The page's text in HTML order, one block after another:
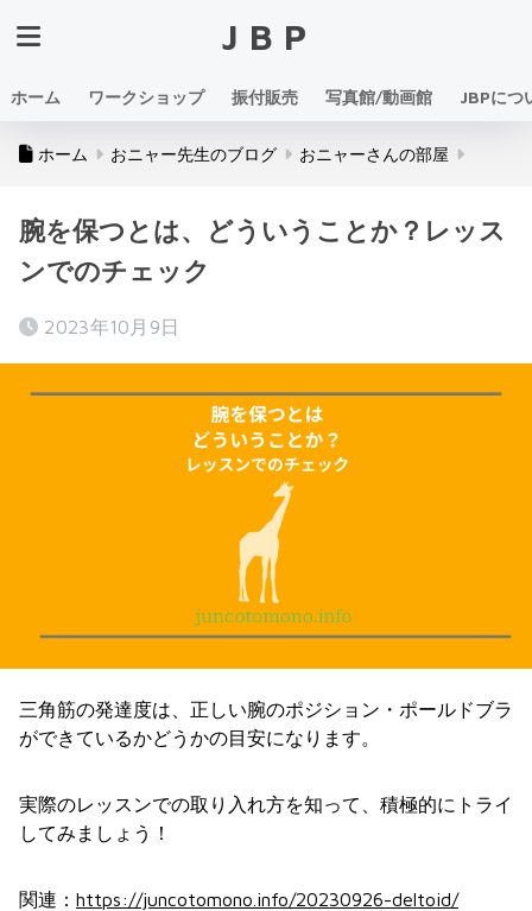
JBP
ホーム ワークショップ 振付販売 写真館/動画館 JBPにつ
ホーム おニャー先生のブログ おニャーさんの部屋
腕を保つとは、どういうことか？レッス
ンでのチェック
2023年10月9日
三角筋の発達度は、正しい腕のポジション・ポールドブラ
ができているかどうかの目安になります。
実際のレッスンでの取り入れ方を知って、積極的にトライ
してみましょう！
関連： https://juncotomono.info/20230926-deltoid/